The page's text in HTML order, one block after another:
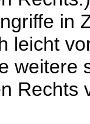
in
leicht
weitere
Rechts